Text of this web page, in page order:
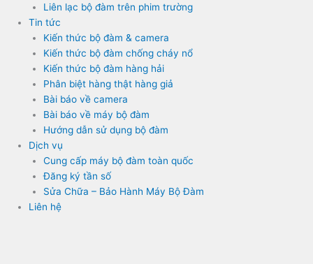
Liên lạc bộ đàm trên phim trường
Tin tức
Kiến thức bộ đàm & camera
Kiến thức bộ đàm chống cháy nổ
Kiến thức bộ đàm hàng hải
Phân biệt hàng thật hàng giả
Bài báo về camera
Bài báo về máy bộ đàm
Hướng dẫn sử dụng bộ đàm
Dịch vụ
Cung cấp máy bộ đàm toàn quốc
Đăng ký tần số
Sửa Chữa – Bảo Hành Máy Bộ Đàm
Liên hệ